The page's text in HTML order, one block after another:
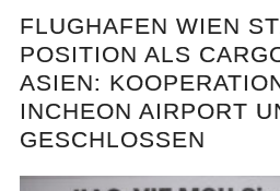
FLUGHAFEN WIEN
POSITION ALS
ASIEN:
INCHEON AIRPORT
GESCHLOSSEN